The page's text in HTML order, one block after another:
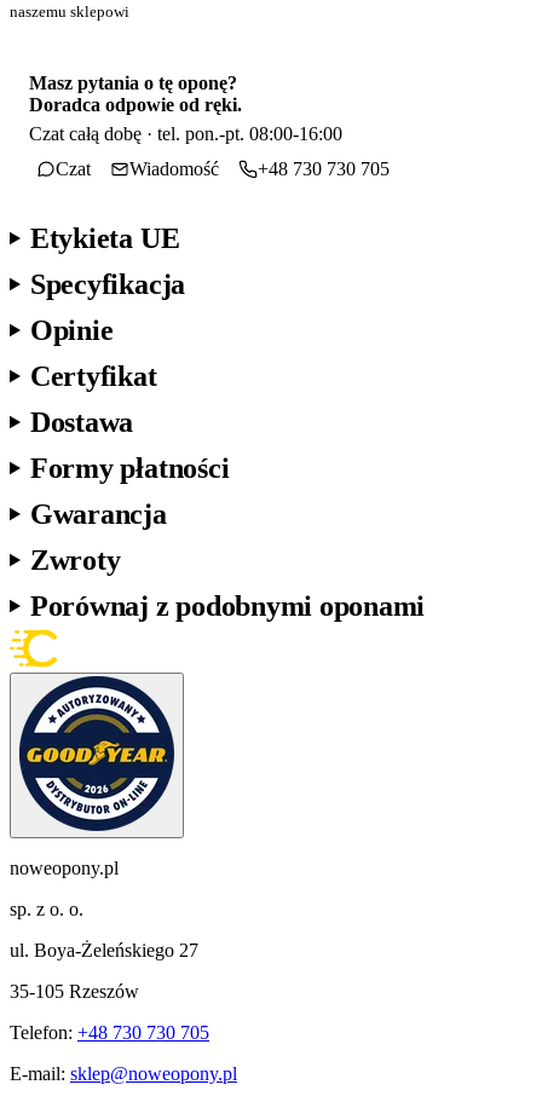
naszemu sklepowi
Masz pytania o tę oponę?
Doradca odpowie od ręki.
Czat całą dobę · tel. pon.-pt. 08:00-16:00
Czat
Wiadomość +48 730 730 705
Etykieta UE
Specyfikacja
Opinie
Certyfikat
Dostawa
Formy płatności
Gwarancja
Zwroty
Porównaj z podobnymi oponami
noweopony.pl
sp. z o. o.
ul. Boya-Żeleńskiego 27
35-105 Rzeszów
Telefon: +48 730 730 705
E-mail: sklep@noweopony.pl